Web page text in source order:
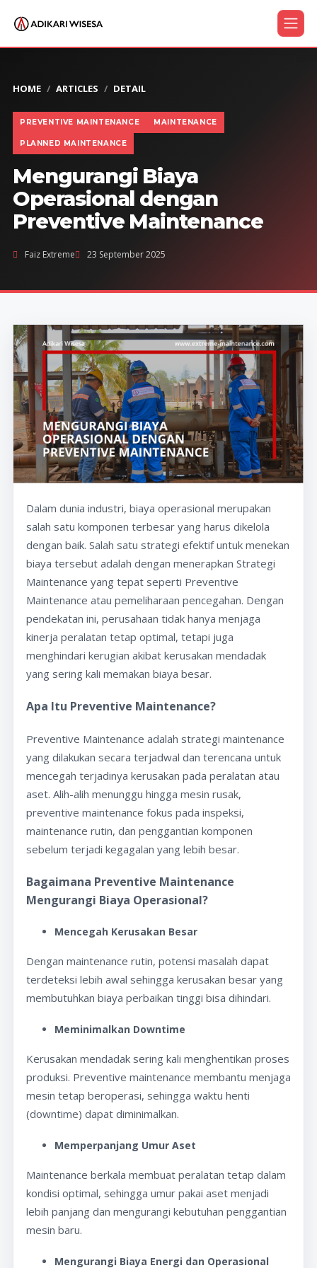
HOME ARTICLES DETAIL
PREVENTIVE MAINTENANCE MAINTENANCE
PLANNED MAINTENANCE
Mengurangi Biaya
Operasional dengan
Preventive Maintenance
Faiz Extreme 23 September 2025
Dalam dunia industri, biaya operasional merupakan
salah satu komponen terbesar yang harus dikelola
dengan baik. Salah satu strategi efektif untuk menekan
biaya tersebut adalah dengan menerapkan Strategi
Maintenance yang tepat seperti Preventive
Maintenance atau pemeliharaan pencegahan. Dengan
pendekatan ini, perusahaan tidak hanya menjaga
kinerja peralatan tetap optimal, tetapi juga
menghindari kerugian akibat kerusakan mendadak
yang sering kali memakan biaya besar.
Apa Itu Preventive Maintenance?
Preventive Maintenance adalah strategi maintenance
yang dilakukan secara terjadwal dan terencana untuk
mencegah terjadinya kerusakan pada peralatan atau
aset. Alih-alih menunggu hingga mesin rusak,
preventive maintenance fokus pada inspeksi,
maintenance rutin, dan penggantian komponen
sebelum terjadi kegagalan yang lebih besar.
Bagaimana Preventive Maintenance
Mengurangi Biaya Operasional?
Mencegah Kerusakan Besar
Dengan maintenance rutin, potensi masalah dapat
terdeteksi lebih awal sehingga kerusakan besar yang
membutuhkan biaya perbaikan tinggi bisa dihindari.
Meminimalkan Downtime
Kerusakan mendadak sering kali menghentikan proses
produksi. Preventive maintenance membantu menjaga
mesin tetap beroperasi, sehingga waktu henti
(downtime) dapat diminimalkan.
Memperpanjang Umur Aset
Maintenance berkala membuat peralatan tetap dalam
kondisi optimal, sehingga umur pakai aset menjadi
lebih panjang dan mengurangi kebutuhan penggantian
mesin baru.
Mengurangi Biaya Energi dan Operasional